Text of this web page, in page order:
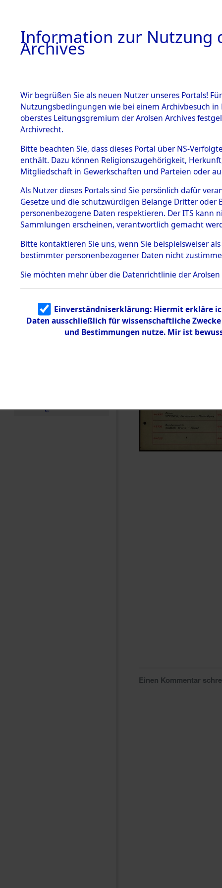
BESTÄNDE
1.
mente
5. Verschiedenes
5.3
Todesmärsche
5.3.1 Alliierte
Erhebungen
zu
Todesmärsch
en
5.3.2
Identifizierun
g
5.3.3
Todesmärsch
e
Dead -
Branch -
0003
Einen Kommentar
Information zur Nutzung
Archives
Wir begrüßen Sie als neuen Nutzer unseres Portals!
Nutzungsbedingungen wie bei einem Archivbesuch
oberstes Leitungsgremium der Arolsen Archives
Archivrecht.
Bitte beachten Sie, dass dieses Portal über NS-
enthält. Dazu können Religionszugehörigkeit,
Mitgliedschaft in Gewerkschaften und Parteien oder
Als Nutzer dieses Portals sind Sie persönlich dafür
Gesetze und die schutzwürdigen Belange Dritter
personenbezogene Daten respektieren. Der ITS
Sammlungen erscheinen, verantwortlich gemacht
Bitte kontaktieren Sie uns, wenn Sie beispielsweiser
bestimmter personenbezogener Daten nicht
Sie möchten mehr über die Datenrichtlinie der Arolsen
Einverständniserklärung: Hiermit erkläre
Daten ausschließlich für wissenschaftliche
und Bestimmungen nutze. Mir ist